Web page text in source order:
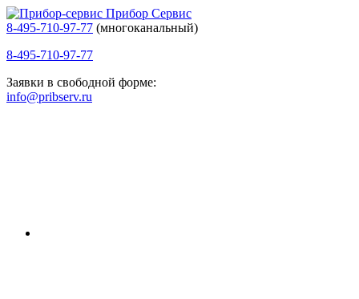
Прибор Сервис
8-495-710-97-77 (многоканальный)
8-495-710-97-77
Заявки в свободной форме:
info@pribserv.ru